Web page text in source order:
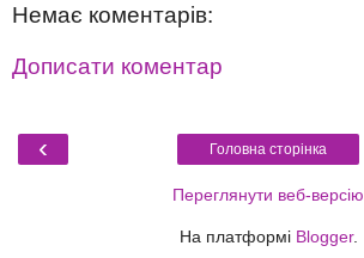
Немає коментарів:
Дописати коментар
‹ Головна сторінка
Переглянути веб-версію
На платформі Blogger.